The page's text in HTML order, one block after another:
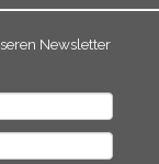
Newsletter